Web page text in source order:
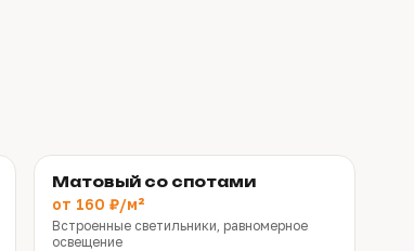
Матовый со спотами
от 160 ₽/м²
Встроенные светильники, равномерное
освещение